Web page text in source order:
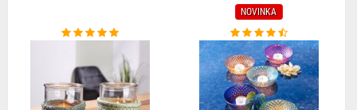
NOVINKA